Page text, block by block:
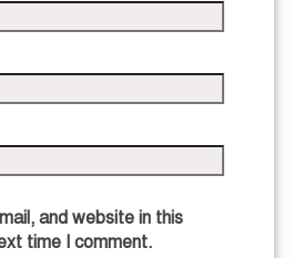
and website in this
time I comment.